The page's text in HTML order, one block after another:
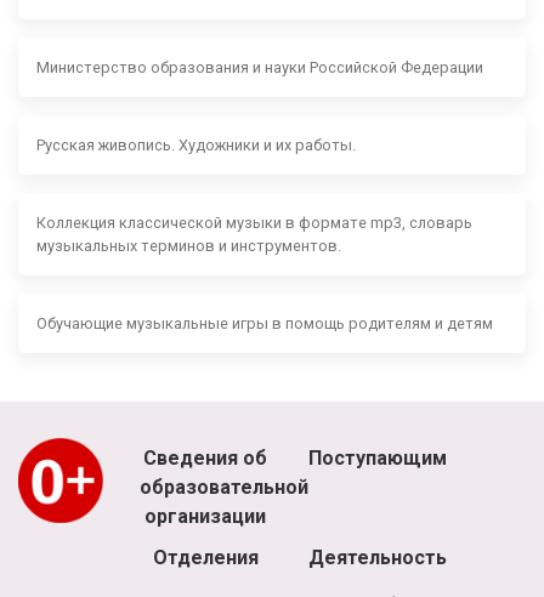
Министерство образования и науки Российской Федерации
Русская живопись. Художники и их работы.
Коллекция классической музыки в формате mp3, словарь
музыкальных терминов и инструментов.
Обучающие музыкальные игры в помощь родителям и детям
Сведения об
образовательной
организации
Поступающим
Отделения Деятельность